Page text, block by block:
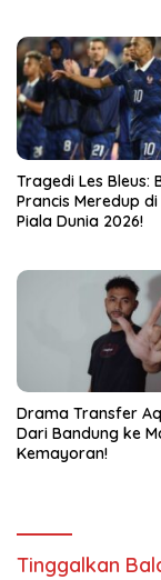
Tragedi Les Bleus:
Prancis Meredup
Piala Dunia 2026!
Drama Transfer
Dari Bandung ke
Kemayoran!
Tinggalkan